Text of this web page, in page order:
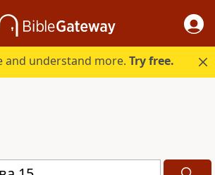
and understand more.Try free.